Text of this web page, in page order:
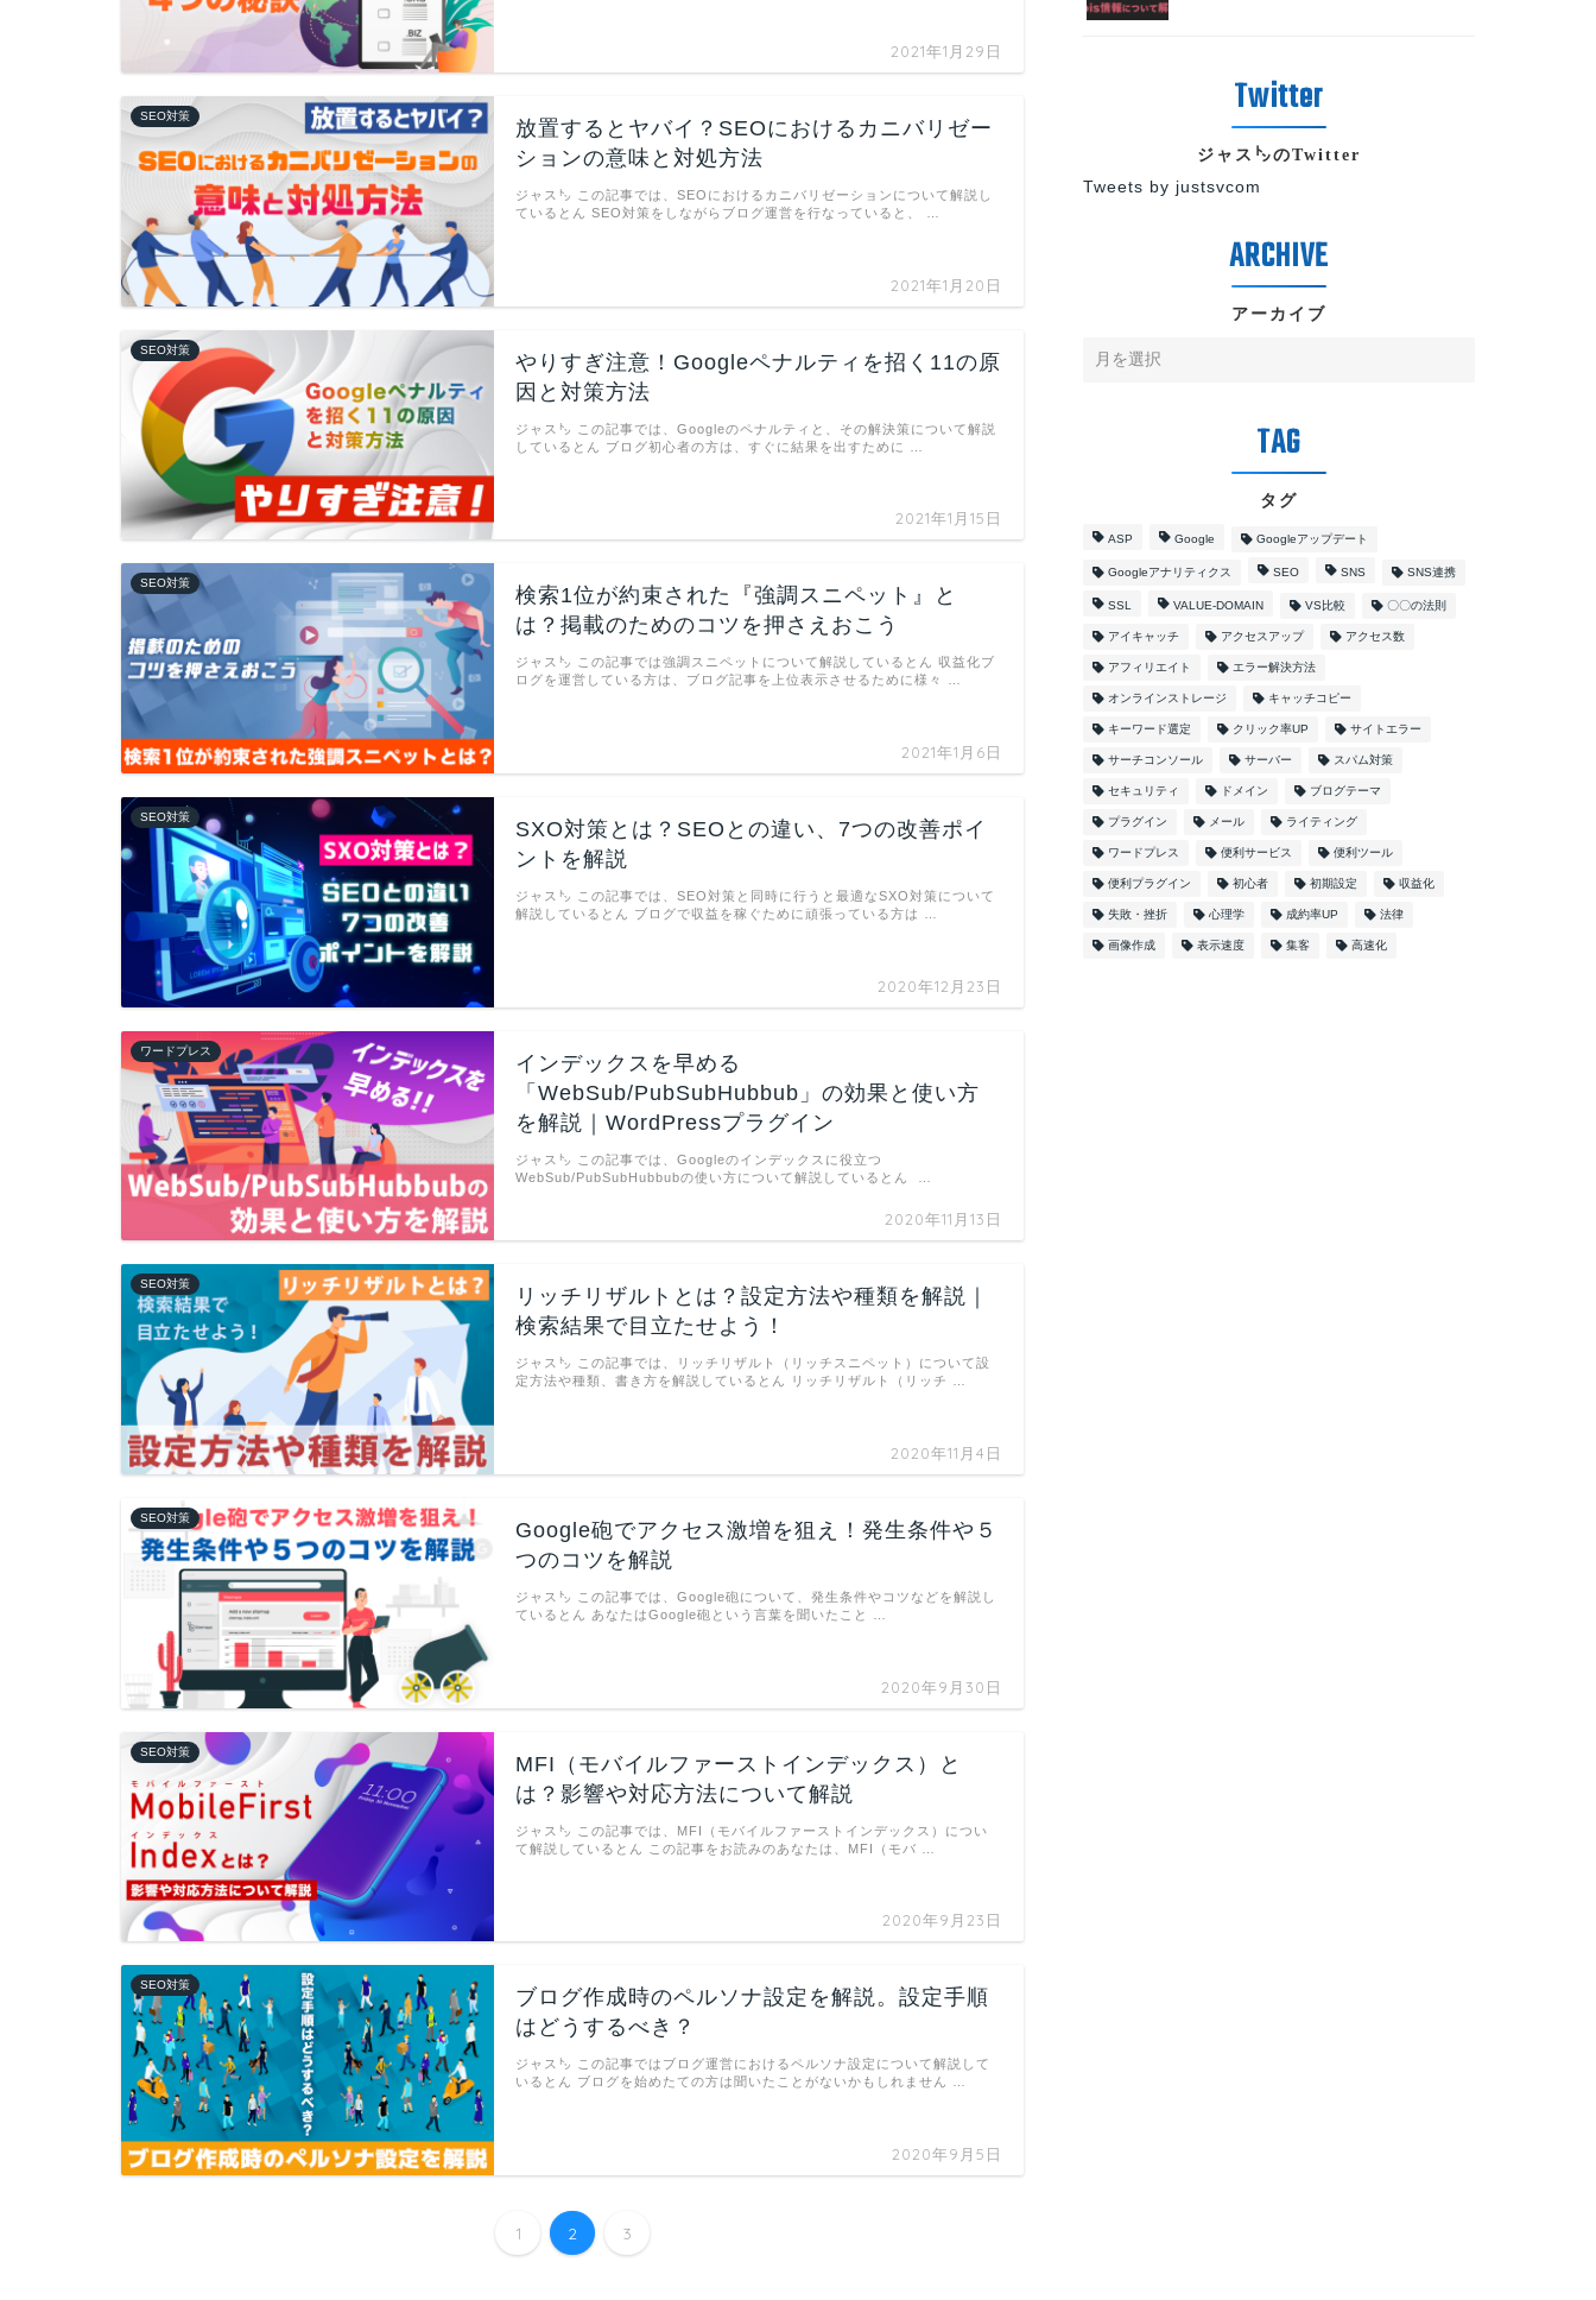
2021年1月29日
SEO対策
放置するとヤバイ？SEOにおけるカニバリゼー
ションの意味と対処方法
2021年1月20日
ジャス㌧ この記事では、SEOにおけるカニバリゼーションについて解説し
ているとん SEO対策をしながらブログ運営を行なっていると、 …
SEO対策
やりすぎ注意！Googleペナルティを招く11の原
因と対策方法
2021年1月15日
ジャス㌧ この記事では、Googleのペナルティと、その解決策について解説
しているとん ブログ初心者の方は、すぐに結果を出すために …
SEO対策
検索1位が約束された『強調スニペット』と
は？掲載のためのコツを押さえおこう
2021年1月6日
ジャス㌧ この記事では強調スニペットについて解説しているとん 収益化ブ
ログを運営している方は、ブログ記事を上位表示させるために様々 …
SEO対策
SXO対策とは？SEOとの違い、7つの改善ポイ
ントを解説
2020年12月23日
ジャス㌧ この記事では、SEO対策と同時に行うと最適なSXO対策について
解説しているとん ブログで収益を稼ぐために頑張っている方は …
ワードプレス
インデックスを早める
「WebSub/PubSubHubbub」の効果と使い方
を解説｜WordPressプラグイン
2020年11月13日
ジャス㌧ この記事では、Googleのインデックスに役立つ
WebSub/PubSubHubbubの使い方について解説しているとん …
SEO対策
リッチリザルトとは？設定方法や種類を解説｜
検索結果で目立たせよう！
2020年11月4日
ジャス㌧ この記事では、リッチリザルト（リッチスニペット）について設
定方法や種類、書き方を解説しているとん リッチリザルト（リッチ …
SEO対策
Google砲でアクセス激増を狙え！発生条件や５
つのコツを解説
2020年9月30日
ジャス㌧ この記事では、Google砲について、発生条件やコツなどを解説し
ているとん あなたはGoogle砲という言葉を聞いたこと …
SEO対策
MFI（モバイルファーストインデックス）と
は？影響や対応方法について解説
2020年9月23日
ジャス㌧ この記事では、MFI（モバイルファーストインデックス）につい
て解説しているとん この記事をお読みのあなたは、MFI（モバ …
SEO対策
ブログ作成時のペルソナ設定を解説。設定手順
はどうするべき？
2020年9月5日
ジャス㌧ この記事ではブログ運営におけるペルソナ設定について解説して
いるとん ブログを始めたての方は聞いたことがないかもしれません …
1 2 3
ジャス㌧のTwitter
Tweets by justsvcom
アーカイブ
タグ
ASP Google Googleアップデート
Googleアナリティクス SEO SNS SNS連携
SSL VALUE-DOMAIN VS比較 〇〇の法則
アイキャッチ アクセスアップ アクセス数
アフィリエイト エラー解決方法
オンラインストレージ キャッチコピー
キーワード選定 クリック率UP サイトエラー
サーチコンソール サーバー スパム対策
セキュリティ ドメイン ブログテーマ
プラグイン メール ライティング
ワードプレス 便利サービス 便利ツール
便利プラグイン 初心者 初期設定 収益化
失敗・挫折 心理学 成約率UP 法律
画像作成 表示速度 集客 高速化